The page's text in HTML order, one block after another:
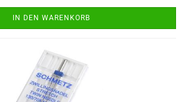
IN DEN WARENKORB